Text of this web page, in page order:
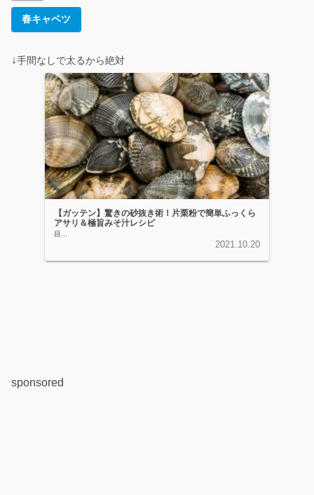
春キャベツ
↓手間なしで太るから絶対
【ガッテン】驚きの砂抜き術！片栗粉で簡単ふっくら
アサリ＆極旨みそ汁レシピ
目...
2021.10.20
sponsored